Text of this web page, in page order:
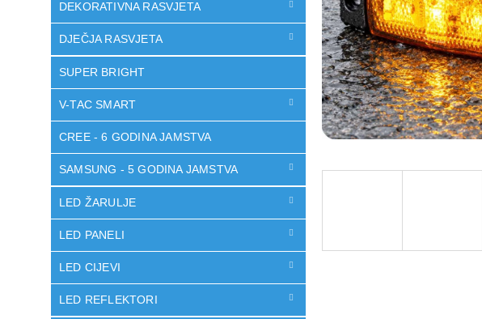
DEKORATIVNA RASVJETA
DJEČJA RASVJETA
SUPER BRIGHT
V-TAC SMART
CREE - 6 GODINA JAMSTVA
SAMSUNG - 5 GODINA JAMSTVA
LED ŽARULJE
LED PANELI
LED CIJEVI
LED REFLEKTORI
stars.